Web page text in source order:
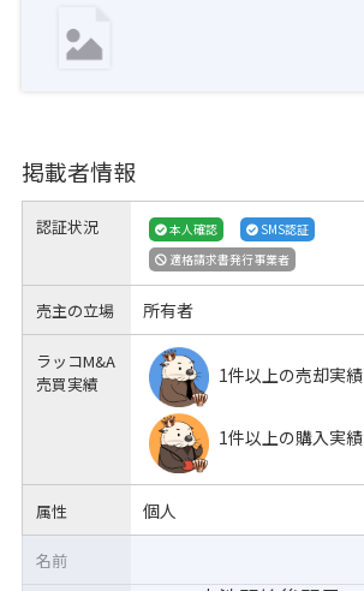
掲載者情報
認証状況 本人確認
SMS認証
適格請求書発行事業者
売主の立場 所有者
ラッコM&A
売買実績
1件以上の売却実績
1件以上の購入実績
属性 個人
名前